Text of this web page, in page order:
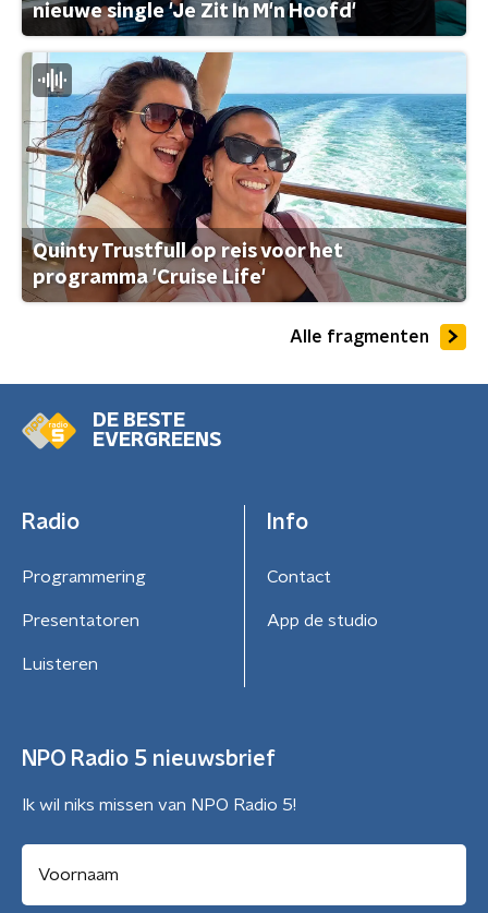
nieuwe single 'Je Zit In M'n Hoofd'
Quinty Trustfull op reis voor het
programma 'Cruise Life'
Alle fragmenten
DE BESTE
EVERGREENS
Radio
Programmering
Presentatoren
Luisteren
Info
Contact
App de studio
NPO Radio 5 nieuwsbrief
Ik wil niks missen van NPO Radio 5!